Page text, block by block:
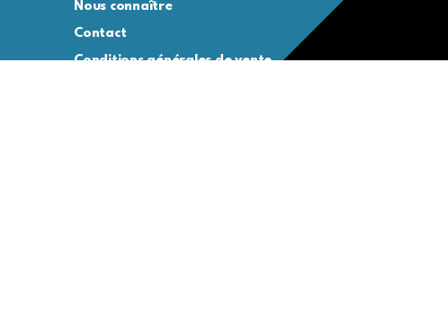
Nous connaître
Contact
Conditions générales de vente